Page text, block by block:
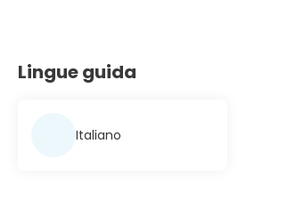
Lingue guida
Italiano